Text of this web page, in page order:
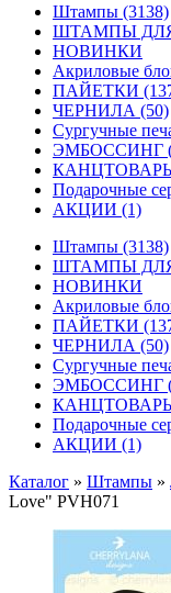
Штампы (3138)
ШТАМПЫ
НОВИНКИ
Акриловые
ПАЙЕТКИ
ЧЕРНИЛА (50)
Сургучные
ЭМБОССИНГ
Подарочные
АКЦИИ (1)
Штампы (3138)
ШТАМПЫ
НОВИНКИ
Акриловые
ПАЙЕТКИ
ЧЕРНИЛА (50)
Сургучные
ЭМБОССИНГ
Подарочные
АКЦИИ (1)
Каталог » Штампы »
Love" PVH071